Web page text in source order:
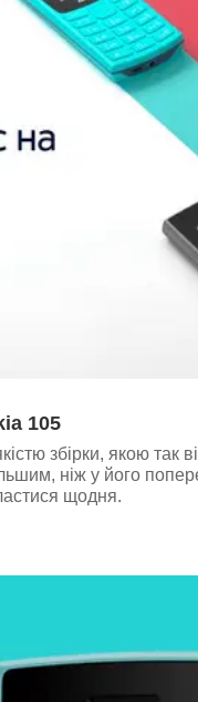
105
збірки, якою так
ніж у його
щодня.